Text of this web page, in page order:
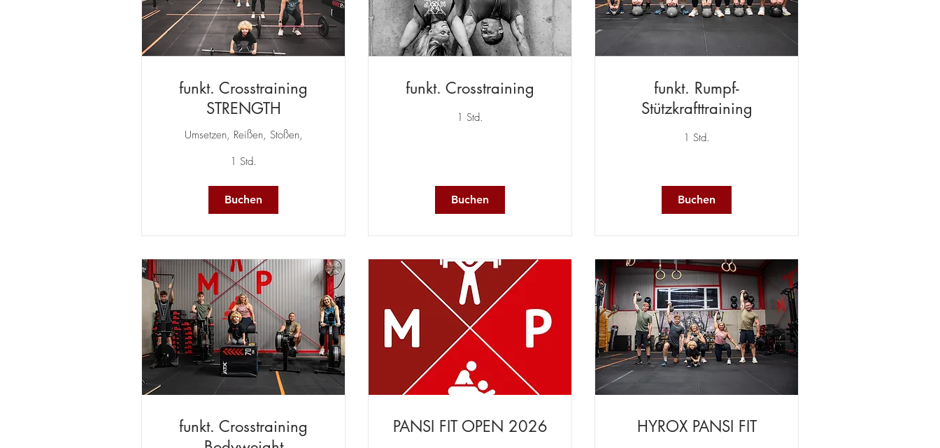
funkt. Crosstraining
STRENGTH
Umsetzen, Reißen, Stoßen,
1 Std.
Buchen
funkt. Crosstraining
1 Std.
Buchen
funkt. Rumpf-
Stützkrafttraining
1 Std.
Buchen
funkt. Crosstraining
PANSI FIT OPEN 2026 HYROX PANSI FIT